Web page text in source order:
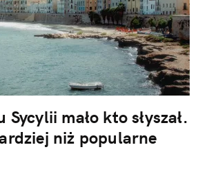
mało kto słyszał.
niż popularne